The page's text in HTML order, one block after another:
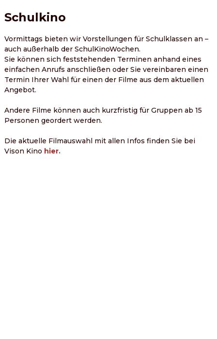
Schulkino
Vormittags bieten wir Vorstellungen für Schulklassen an –
auch außerhalb der SchulKinoWochen.
Sie können sich feststehenden Terminen anhand eines
einfachen Anrufs anschließen oder Sie vereinbaren einen
Termin Ihrer Wahl für einen der Filme aus dem aktuellen
Angebot.
Andere Filme können auch kurzfristig für Gruppen ab 15
Personen geordert werden.
Die aktuelle Filmauswahl mit allen Infos finden Sie bei
Vison Kino hier.